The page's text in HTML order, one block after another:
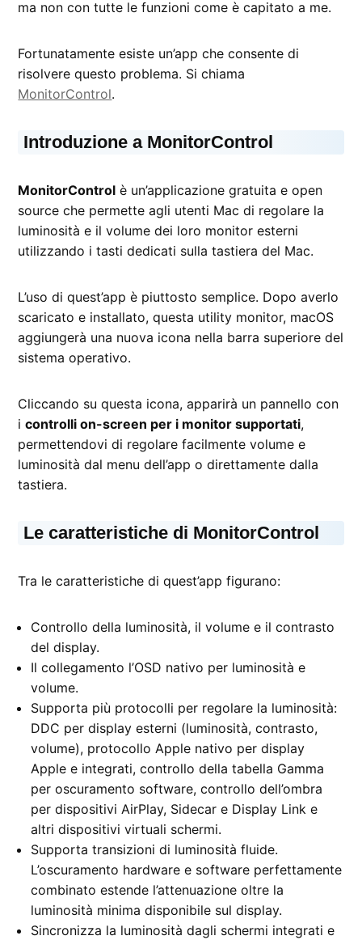
ma non con tutte le funzioni come è capitato a me.
Fortunatamente esiste un’app che consente di
risolvere questo problema. Si chiama
MonitorControl.
Introduzione a MonitorControl
MonitorControl è un’applicazione gratuita e open
source che permette agli utenti Mac di regolare la
luminosità e il volume dei loro monitor esterni
utilizzando i tasti dedicati sulla tastiera del Mac.
L’uso di quest’app è piuttosto semplice. Dopo averlo
scaricato e installato, questa utility monitor, macOS
aggiungerà una nuova icona nella barra superiore del
sistema operativo.
Cliccando su questa icona, apparirà un pannello con
icontrolli on-screen per i monitor supportati,
permettendovi di regolare facilmente volume e
luminosità dal menu dell’app o direttamente dalla
tastiera.
Le caratteristiche di MonitorControl
Tra le caratteristiche di quest’app figurano:
Controllo della luminosità, il volume e il contrasto
del display.
Il collegamento l’OSD nativo per luminosità e
volume.
Supporta più protocolli per regolare la luminosità:
DDC per display esterni (luminosità, contrasto,
volume), protocollo Apple nativo per display
Apple e integrati, controllo della tabella Gamma
per oscuramento software, controllo dell’ombra
per dispositivi AirPlay, Sidecar e Display Link e
altri dispositivi virtuali schermi.
Supporta transizioni di luminosità fluide.
L’oscuramento hardware e software perfettamente
combinato estende l’attenuazione oltre la
luminosità minima disponibile sul display.
Sincronizza la luminosità dagli schermi integrati e